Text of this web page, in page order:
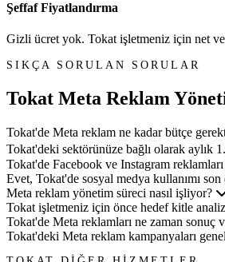
Şeffaf Fiyatlandırma
Gizli ücret yok. Tokat işletmeniz için net
SIKÇA SORULAN SORULAR
Tokat Meta Reklam
Tokat'de Meta reklam ne kadar bütçe
Tokat'deki sektörünüze bağlı olarak aylık
Tokat'de Facebook ve Instagram reklamları
Evet, Tokat'de sosyal medya kullanımı
Meta reklam yönetim süreci nasıl işliyor?
Tokat işletmeniz için önce hedef kitle
Tokat'de Meta reklamları ne zaman sonuç
Tokat'deki Meta reklam kampanyaları